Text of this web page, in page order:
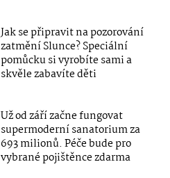
Jak se připravit na pozorování
zatmění Slunce? Speciální
pomůcku si vyrobíte sami a
skvěle zabavíte děti
Už od září začne fungovat
supermoderní sanatorium za
693 milionů. Péče bude pro
vybrané pojištěnce zdarma